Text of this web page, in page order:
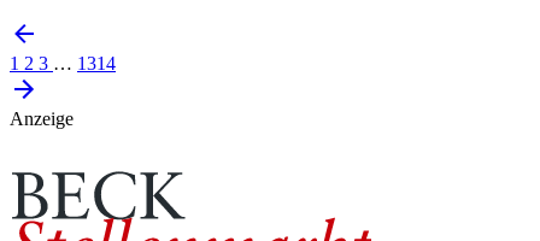
1 2 3 … 1314
Anzeige